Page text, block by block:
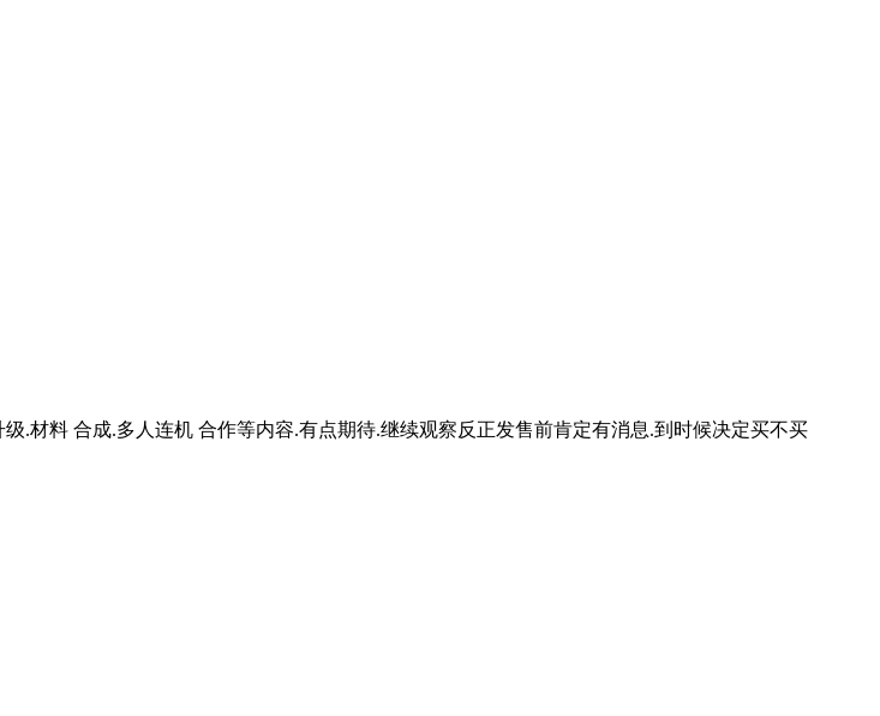
.材料 合成.多人连机 合作等内容.有点期待.继续观察反正发售前肯定有消息.到时候决定买不买